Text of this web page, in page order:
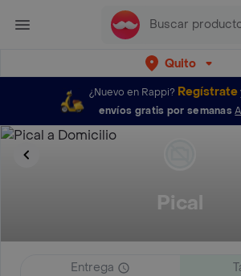
Quito
¿Nuevo en Rappi? Regístrate
envíos gratis por semanas
Pical
Entrega